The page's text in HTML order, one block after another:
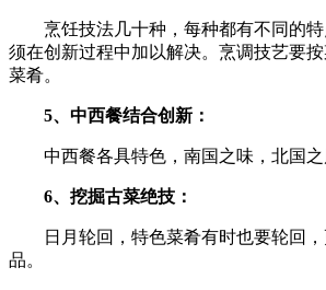
烹饪技法几十种，每种都有不同的特
须在创新过程中加以解决。烹调技艺要
菜肴。
5、中西餐结合创新：
中西餐各具特色，南国之味，北国之
6、挖掘古菜绝技：
日月轮回，特色菜肴有时也要轮回，
品。